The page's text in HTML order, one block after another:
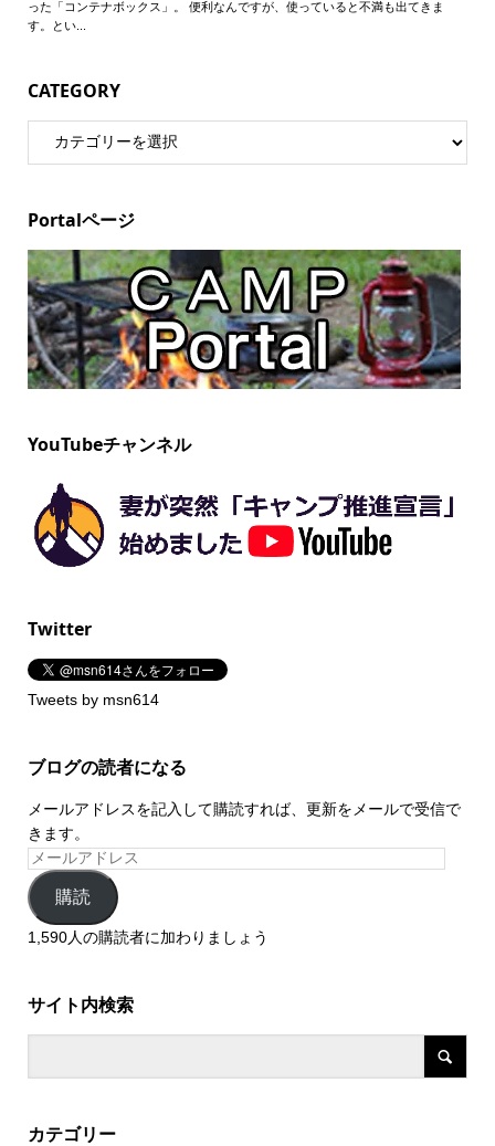
CATEGORY
Portalページ
YouTubeチャンネル
Twitter
Tweets by msn614
ブログの読者になる
メールアドレスを記入して購読すれば、更新をメールで受信で
きます。
購読
1,590人の購読者に加わりましょう
サイト内検索
カテゴリー